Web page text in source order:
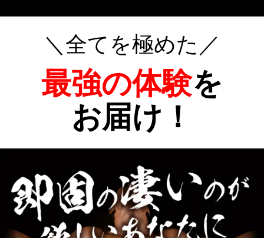
＼ 全てを極めた ／
最強の体験を
お届け！